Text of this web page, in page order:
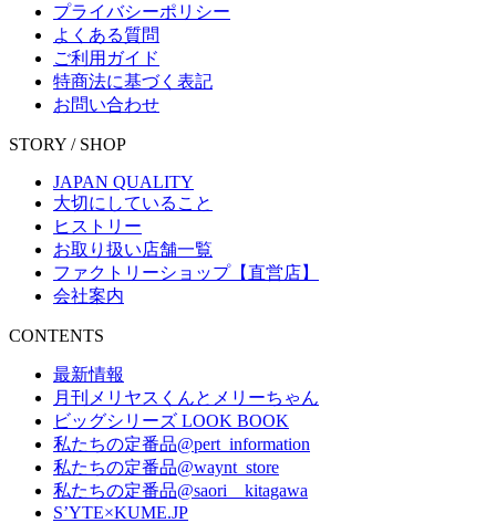
プライバシーポリシー
よくある質問
ご利用ガイド
特商法に基づく表記
お問い合わせ
STORY / SHOP
JAPAN QUALITY
大切にしていること
ヒストリー
お取り扱い店舗一覧
ファクトリーショップ【直営店】
会社案内
CONTENTS
最新情報
月刊メリヤスくんとメリーちゃん
ビッグシリーズ LOOK BOOK
私たちの定番品@pert_information
私たちの定番品@waynt_store
私たちの定番品@saori__kitagawa
S’YTE×KUME.JP